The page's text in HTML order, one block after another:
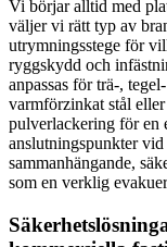
Vi börjar alltid med
väljer vi rätt typ av
utrymningsstege för
ryggskydd och
anpassas för trä-,
varmförzinkat stål
pulverlackering för en
anslutningspunkter
sammanhängande,
som en verklig